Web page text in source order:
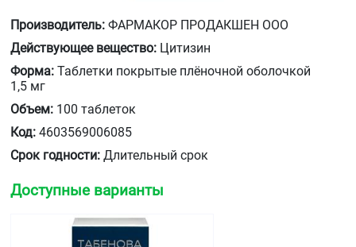
Производитель: ФАРМАКОР ПРОДАКШЕН ООО
Действующее вещество: Цитизин
Форма: Таблетки покрытые плёночной оболочкой
1,5 мг
Объем: 100 таблеток
Код: 4603569006085
Срок годности: Длительный срок
Доступные варианты